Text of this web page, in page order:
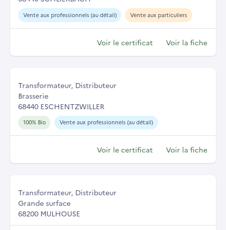
Vente aux professionnels (au détail) Vente aux particuliers
Voir le certificat Voir la fiche
Transformateur, Distributeur
Brasserie
68440 ESCHENTZWILLER
100% Bio Vente aux professionnels (au détail)
Voir le certificat Voir la fiche
Transformateur, Distributeur
Grande surface
68200 MULHOUSE